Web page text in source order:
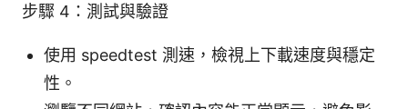
步驟 4：測試與驗證
使用 speedtest 測速，檢視上下載速度與穩定
性。